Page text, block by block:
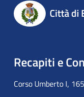
Città di
Recapiti e
Corso Umberto I,